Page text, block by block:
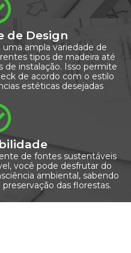
de Design
ampla variedade de
tipos de madeira até
de instalação. Isso permite
de acordo com o estilo
estéticas desejadas
de fontes sustentáveis
você pode desfrutar do
ambiental, sabendo
das florestas.